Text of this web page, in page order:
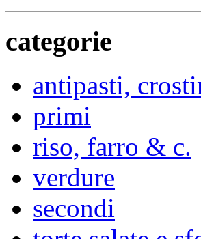
categorie
antipasti,
primi
riso, farro & c.
verdure
secondi